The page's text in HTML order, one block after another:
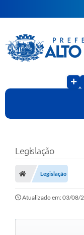
Legislação
Legislação
Atualizado em: 03/08/